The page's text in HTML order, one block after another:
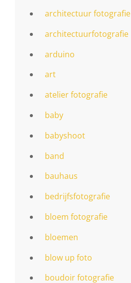
architectuur fotografie
architectuurfotografie
arduino
art
atelier fotografie
baby
babyshoot
band
bauhaus
bedrijfsfotografie
bloem fotografie
bloemen
blow up foto
boudoir fotografie